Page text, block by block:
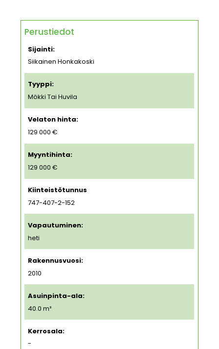
Perustiedot
Sijainti:
Siikainen Honkakoski
Tyyppi:
Mökki Tai Huvila
Velaton hinta:
129 000 €
Myyntihinta:
129 000 €
Kiinteistötunnus
747-407-2-152
Vapautuminen:
heti
Rakennusvuosi:
2010
Asuinpinta-ala:
40.0 m²
Kerrosala:
-